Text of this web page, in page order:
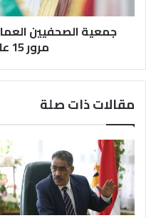
مرور 15 عاما على إنشائها
مقالات ذات صلة